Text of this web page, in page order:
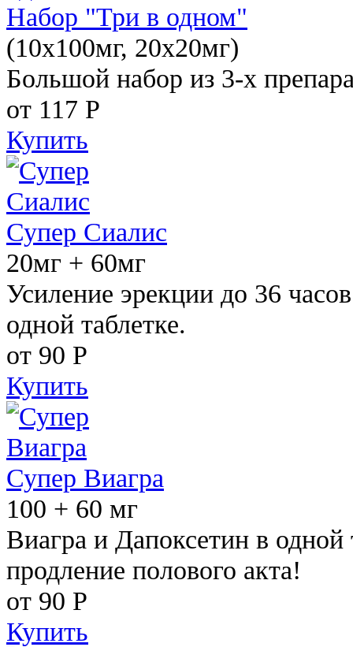
Набор "Три в одном"
(10x100мг, 20x20мг)
Большой набор из 3-х
от 117 Р
Купить
Супер Сиалис
20мг + 60мг
Усиление эрекции до 36
одной таблетке.
от 90 Р
Купить
Супер Виагра
100 + 60 мг
Виагра и Дапоксетин в одной
продление полового акта!
от 90 Р
Купить